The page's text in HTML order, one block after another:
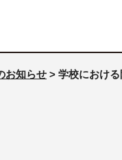
お知らせ > 学校におけ